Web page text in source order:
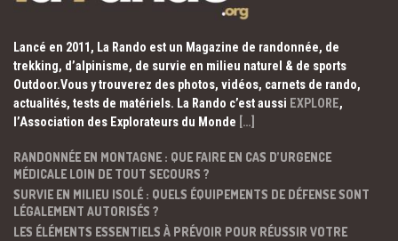
Lancé en 2011, La Rando est un Magazine de randonnée, de
trekking, d’alpinisme, de survie en milieu naturel & de sports
Outdoor.Vous y trouverez des photos, vidéos, carnets de rando,
actualités, tests de matériels. La Rando c’est aussi EXPLORE,
l’Association des Explorateurs du Monde […]
RANDONNÉE EN MONTAGNE : QUE FAIRE EN CAS D’URGENCE
MÉDICALE LOIN DE TOUT SECOURS ?
SURVIE EN MILIEU ISOLÉ : QUELS ÉQUIPEMENTS DE DÉFENSE SONT
LÉGALEMENT AUTORISÉS ?
LES ÉLÉMENTS ESSENTIELS À PRÉVOIR POUR RÉUSSIR VOTRE